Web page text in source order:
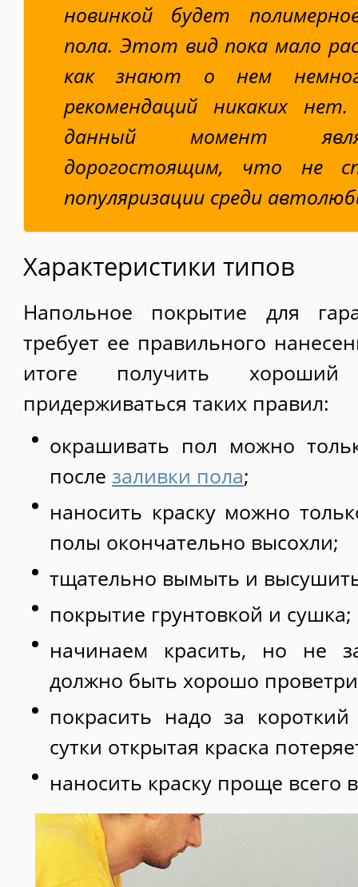
новинкой будет
пола. Этот вид пока мало
как знают о нем
рекомендаций никаких
данный момент
дорогостоящим, что не
популяризации среди
Характеристики типов
Напольное покрытие для
требует ее правильного
итоге получить хороший
придерживаться таких правил:
окрашивать пол можно
после заливки пола;
наносить краску можно
полы окончательно высохли;
тщательно вымыть и
покрытие грунтовкой и сушка;
начинаем красить, но не
должно быть хорошо
покрасить надо за
сутки открытая краска
наносить краску проще всего